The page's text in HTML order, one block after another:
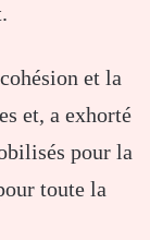
et la
et, a exhorté
pour la
toute la